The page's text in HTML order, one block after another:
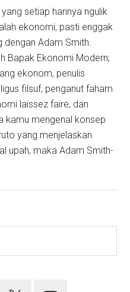
yang setiap harinya ngulik
ekonomi, pasti enggak
dengan Adam Smith.
Bapak Ekonomi Modern;
ekonom, penulis
filsuf, penganut faham
laissez faire, dan
kamu mengenal konsep
yang menjelaskan
upah, maka Adam Smith-